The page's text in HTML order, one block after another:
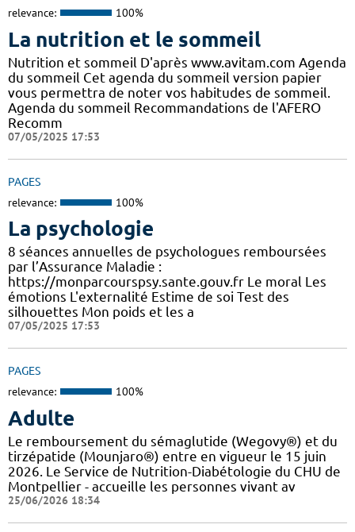
relevance: 100%
La nutrition et le sommeil
Nutrition et sommeil D'après www.avitam.com Agenda
du sommeil Cet agenda du sommeil version papier
vous permettra de noter vos habitudes de sommeil.
Agenda du sommeil Recommandations de l'AFERO
Recomm
07/05/2025 17:53
PAGES
relevance: 100%
La psychologie
8 séances annuelles de psychologues remboursées
par l’Assurance Maladie :
https://monparcourspsy.sante.gouv.fr Le moral Les
émotions L'externalité Estime de soi Test des
silhouettes Mon poids et les a
07/05/2025 17:53
PAGES
relevance: 100%
Adulte
Le remboursement du sémaglutide (Wegovy®) et du
tirzépatide (Mounjaro®) entre en vigueur le 15 juin
2026. Le Service de Nutrition-Diabétologie du CHU de
Montpellier - accueille les personnes vivant av
25/06/2026 18:34